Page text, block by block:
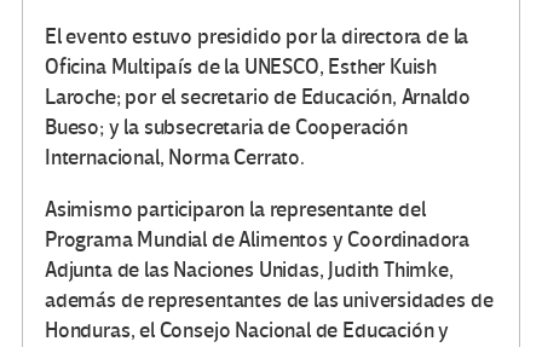
El evento estuvo presidido por la directora de la
Oficina Multipaís de la UNESCO, Esther Kuish
Laroche; por el secretario de Educación, Arnaldo
Bueso; y la subsecretaria de Cooperación
Internacional, Norma Cerrato.
Asimismo participaron la representante del
Programa Mundial de Alimentos y Coordinadora
Adjunta de las Naciones Unidas, Judith Thimke,
además de representantes de las universidades de
Honduras, el Consejo Nacional de Educación y